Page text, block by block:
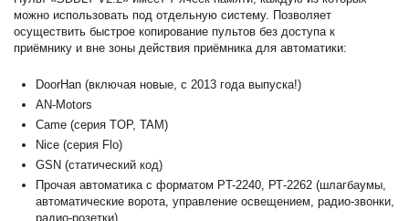
можно использовать под отдельную систему. Позволяет
осуществить быстрое копирование пультов без доступа к
приёмнику и вне зоны действия приёмника для автоматики:
DoorHan (включая новые, с 2013 года выпуска!)
AN-Motors
Came (серия TOP, TAM)
Nice (серия Flo)
GSN (статический код)
Прочая автоматика с форматом PT-2240, РТ-2262 (шлагбаумы,
автоматические ворота, управление освещением, радио-звонки,
радио-розетки).